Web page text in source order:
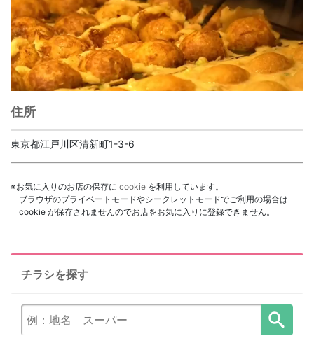
住所
東京都江戸川区清新町1-3-6
※お気に入りのお店の保存に cookie を利用しています。
ブラウザのプライベートモードやシークレットモードでご利用の場合は
cookie が保存されませんのでお店をお気に入りに登録できません。
チラシを探す